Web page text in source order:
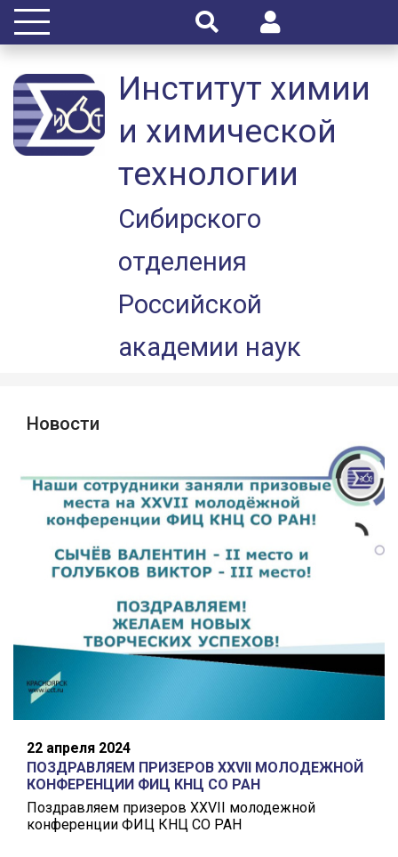
Институт химии
и химической
технологии
Сибирского
отделения
Российской
академии наук
Новости
22 апреля 2024
ПОЗДРАВЛЯЕМ ПРИЗЕРОВ XXVII МОЛОДЕЖНОЙ
КОНФЕРЕНЦИИ ФИЦ КНЦ СО РАН
Поздравляем призеров XXVII молодежной
конференции ФИЦ КНЦ СО РАН